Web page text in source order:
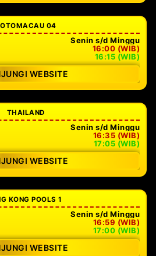
04
Senin s/d Minggu
16:00 (WIB)
16:15 (WIB)
WEBSITE
THAILAND
Senin s/d Minggu
16:35 (WIB)
17:05 (WIB)
WEBSITE
KONG POOLS 1
Senin s/d Minggu
16:59 (WIB)
17:00 (WIB)
WEBSITE